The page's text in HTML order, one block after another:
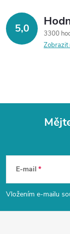
5,0
3300
Zobrazit
p
a
E-mail
Vložením e-mailu